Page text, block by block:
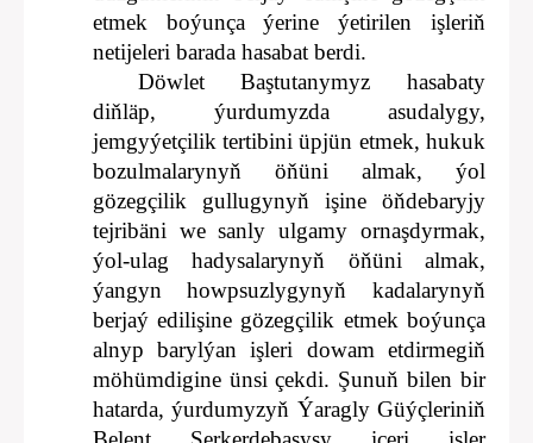
etmek boýunça ýerine ýetirilen işleriň
netijeleri barada hasabat berdi.
Döwlet Baştutanymyz hasabaty
diňläp, ýurdumyzda asudalygy,
jemgyýetçilik tertibini üpjün etmek, hukuk
bozulmalarynyň öňüni almak, ýol
gözegçilik gullugynyň işine öňdebaryjy
tejribäni we sanly ulgamy ornaşdyrmak,
ýol-ulag hadysalarynyň öňüni almak,
ýangyn howpsuzlygynyň kadalarynyň
berjaý edilişine gözegçilik etmek boýunça
alnyp barylýan işleri dowam etdirmegiň
möhümdigine ünsi çekdi. Şunuň bilen bir
hatarda, ýurdumyzyň Ýaragly Güýçleriniň